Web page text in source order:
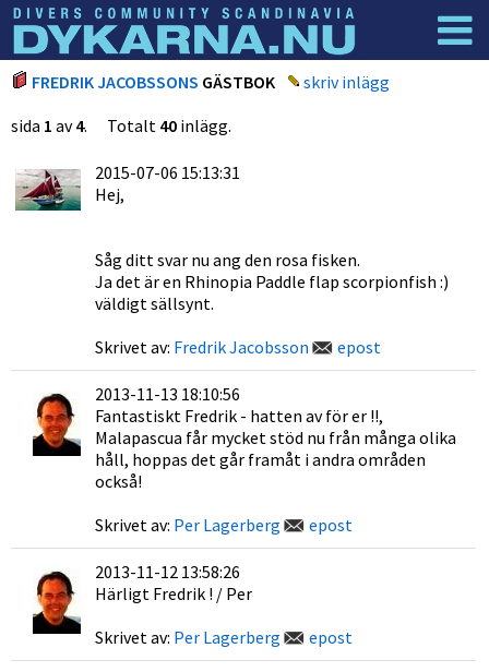
Dyknyheter Logga in
FREDRIK JACOBSSONS GÄSTBOK
skriv inlägg
sida 1 av4. Totalt 40 inlägg.
2015-07-06 15:13:31
Hej,
Såg ditt svar nu ang den rosa fisken.
Ja det är en Rhinopia Paddle flap scorpionfish :)
väldigt sällsynt.
Skrivet av: Fredrik Jacobsson epost
2013-11-13 18:10:56
Fantastiskt Fredrik - hatten av för er !!,
Malapascua får mycket stöd nu från många olika
håll, hoppas det går framåt i andra områden
också!
Skrivet av: Per Lagerberg epost
2013-11-12 13:58:26
Härligt Fredrik ! / Per
Skrivet av: Per Lagerberg epost